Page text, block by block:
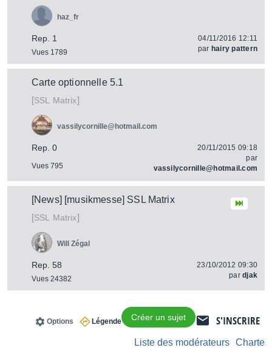
Rep. 1
Vues 1789
haz_fr
04/11/2016 12:11
par hairy pattern
Carte optionnelle 5.1
[SSL Matrix]
Rep. 0
Vues 795
vassilycornille@hotmail.com
20/11/2015 09:18
par
vassilycornille@hotmail.com
[News] [musikmesse] SSL Matrix
[SSL Matrix]
Rep. 58
Vues 24382
Will Zégal
23/10/2012 09:30
pardjak
S'INSCRIRE
Créer un sujet
Légende
Options
Charte
Liste des modérateurs